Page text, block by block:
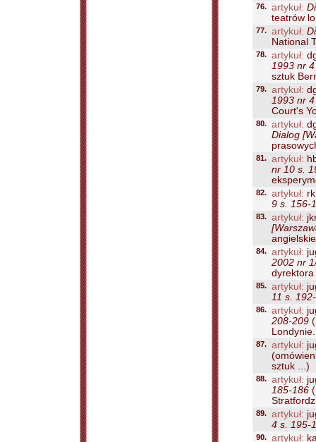
76. artykuł:
teatrów
77. artykuł:
National
78. artykuł:
1993 nr
sztuk
79. artykuł:
1993 nr
Court's
80. artykuł:
Dialog
81. artykuł:
nr 10 s.
82. artykuł:
9 s. 156-
83. artykuł:
84. artykuł:
2002 nr
85. artykuł:
11 s.
86. artykuł:
208-209
87. artykuł:
sztuk ...)
88. artykuł:
185-186
89. artykuł:
4 s. 195-
90. artykuł: